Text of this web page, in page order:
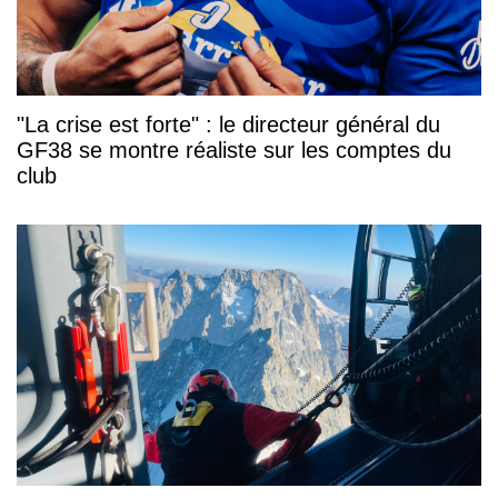
"La crise est forte" : le directeur général du
GF38 se montre réaliste sur les comptes du
club